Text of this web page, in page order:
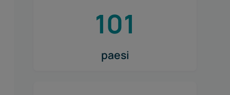
101
paesi